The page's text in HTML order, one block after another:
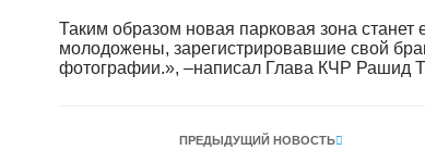
Таким образом новая парковая зона
молодожены, зарегистрировавшие свой
фотографии.», –написал Глава КЧР Рашид
ПРЕДЫДУЩИЙ НОВОСТЬ